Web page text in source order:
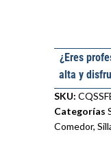
¿Eres
alta y
SKU:
Categorías
Comedor,